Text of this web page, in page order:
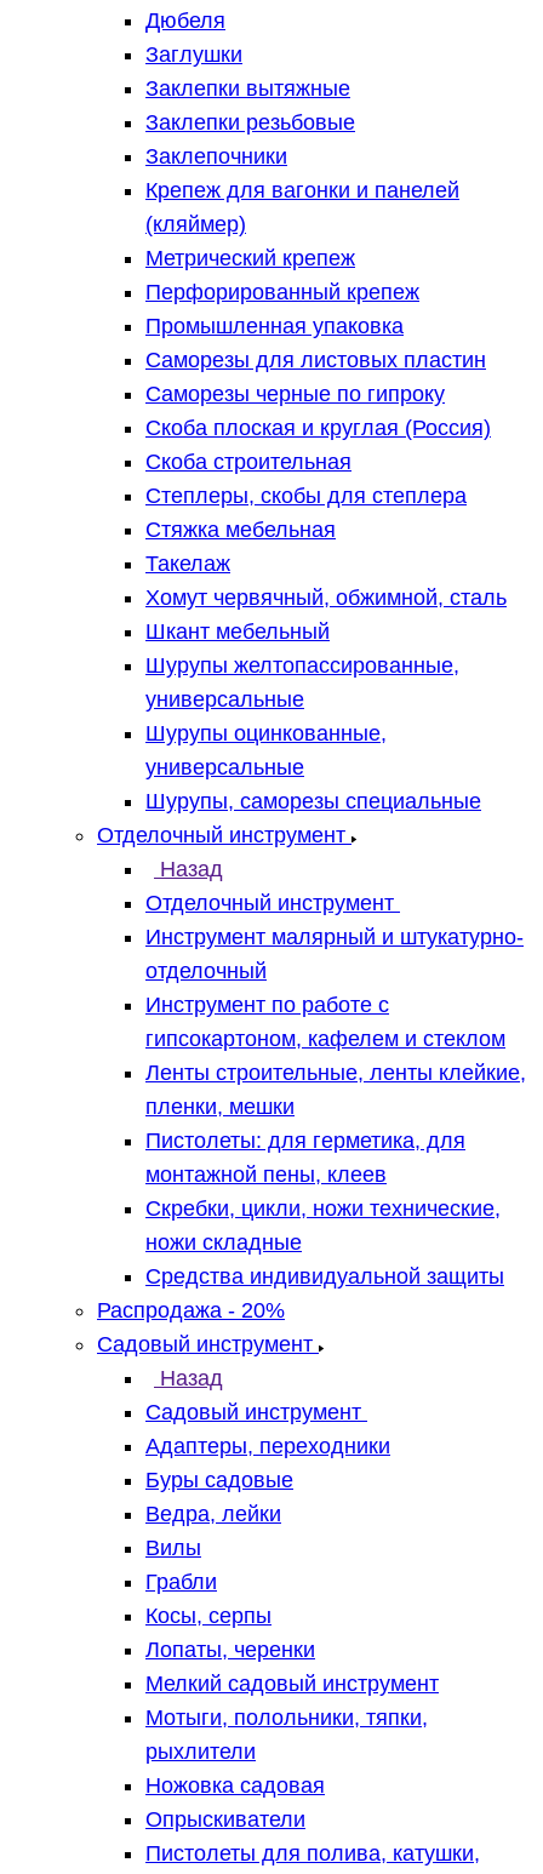
Дюбеля
Заглушки
Заклепки вытяжные
Заклепки резьбовые
Заклепочники
Крепеж для вагонки и панелей
(кляймер)
Метрический крепеж
Перфорированный крепеж
Промышленная упаковка
Саморезы для листовых пластин
Саморезы черные по гипроку
Скоба плоская и круглая (Россия)
Скоба строительная
Степлеры, скобы для степлера
Стяжка мебельная
Такелаж
Хомут червячный, обжимной, сталь
Шкант мебельный
Шурупы желтопассированные,
универсальные
Шурупы оцинкованные,
универсальные
Шурупы, саморезы специальные
Отделочный инструмент
Назад
Отделочный инструмент
Инструмент малярный и штукатурно-
отделочный
Инструмент по работе с
гипсокартоном, кафелем и стеклом
Ленты строительные, ленты клейкие,
пленки, мешки
Пистолеты: для герметика, для
монтажной пены, клеев
Скребки, цикли, ножи технические,
ножи складные
Средства индивидуальной защиты
Распродажа - 20%
Садовый инструмент
Назад
Садовый инструмент
Адаптеры, переходники
Буры садовые
Ведра, лейки
Вилы
Грабли
Косы, серпы
Лопаты, черенки
Мелкий садовый инструмент
Мотыги, полольники, тяпки,
рыхлители
Ножовка садовая
Опрыскиватели
Пистолеты для полива, катушки,